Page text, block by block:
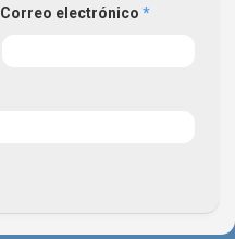
Correo electrónico *